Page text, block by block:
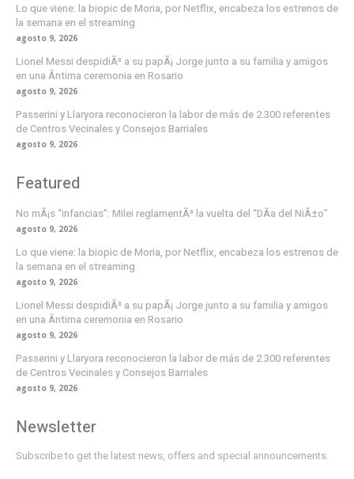
Lo que viene: la biopic de Moria, por Netflix, encabeza los estrenos de
la semana en el streaming
agosto 9, 2026
Lionel Messi despidiÃ³ a su papÃ¡ Jorge junto a su familia y amigos
en una Ã­ntima ceremonia en Rosario
agosto 9, 2026
Passerini y Llaryora reconocieron la labor de más de 2.300 referentes
de Centros Vecinales y Consejos Barriales
agosto 9, 2026
Featured
No mÃ¡s “infancias”: Milei reglamentÃ³ la vuelta del “DÃ­a del NiÃ±o”
agosto 9, 2026
Lo que viene: la biopic de Moria, por Netflix, encabeza los estrenos de
la semana en el streaming
agosto 9, 2026
Lionel Messi despidiÃ³ a su papÃ¡ Jorge junto a su familia y amigos
en una Ã­ntima ceremonia en Rosario
agosto 9, 2026
Passerini y Llaryora reconocieron la labor de más de 2.300 referentes
de Centros Vecinales y Consejos Barriales
agosto 9, 2026
Newsletter
Subscribe to get the latest news, offers and special announcements.